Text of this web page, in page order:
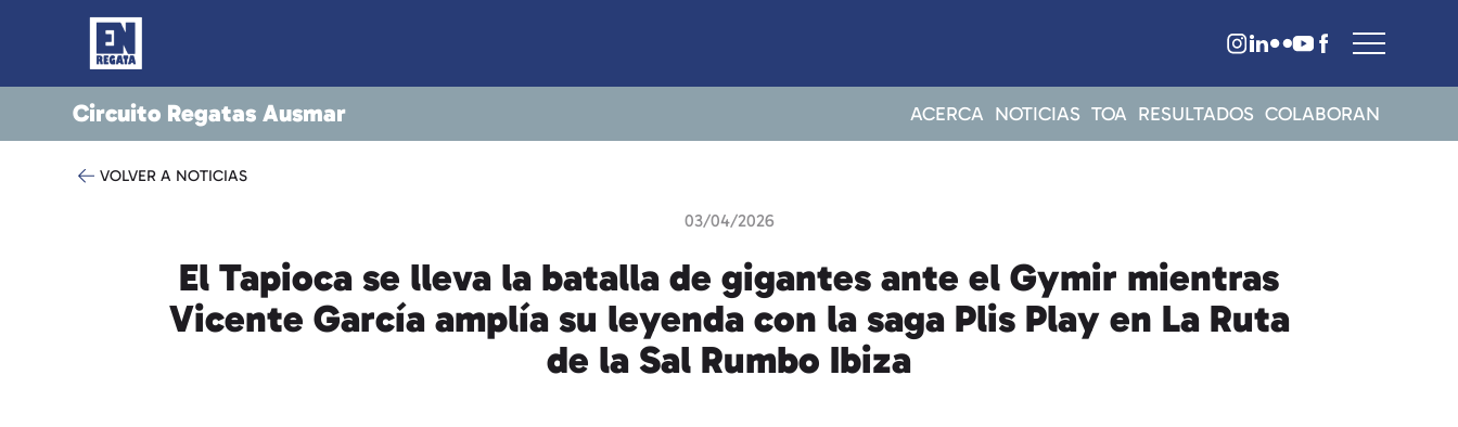
Circuito Regatas Ausmar ACERCA NOTICIAS TOA RESULTADOS COLABORAN
VOLVER A NOTICIAS
03/04/2026
El Tapioca se lleva la batalla de gigantes ante el Gymir mientras
Vicente García amplía su leyenda con la saga Plis Play en La Ruta
de la Sal Rumbo Ibiza